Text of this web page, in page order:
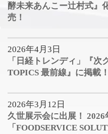
酵未来あんこー辻村式』
売！
2026年4月3日
「日経トレンディ」『次
TOPICS 最前線』に掲載！
2026年3月12日
久世展示会に出展！ 2026
「FOODSERVICE